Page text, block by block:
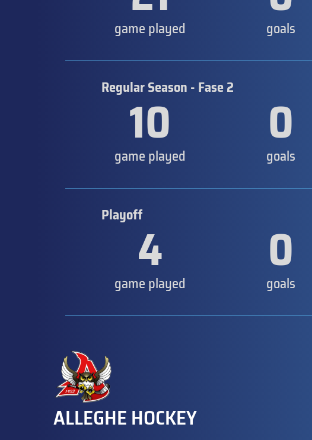
game played goals
Regular Season - Fase 2
10
game played 0
goals
Playoff4
game played 0
goals
ALLEGHE HOCKEY